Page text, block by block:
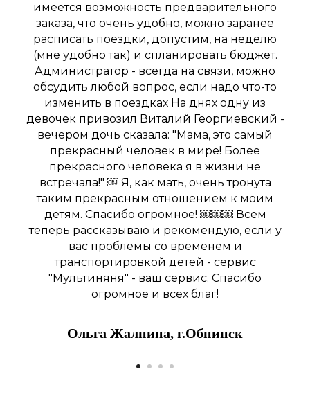
имеется возможность предварительного
заказа, что очень удобно, можно заранее
расписать поездки, допустим, на неделю
(мне удобно так) и спланировать бюджет.
Администратор - всегда на связи, можно
обсудить любой вопрос, если надо что-то
изменить в поездках На днях одну из
девочек привозил Виталий Георгиевский -
вечером дочь сказала: "Мама, это самый
прекрасный человек в мире! Более
прекрасного человека я в жизни не
встречала!" ￼ Я, как мать, очень тронута
таким прекрасным отношением к моим
детям. Спасибо огромное! ￼￼￼ Всем
теперь рассказываю и рекомендую, если у
вас проблемы со временем и
транспортировкой детей - сервис
"Мультиняня" - ваш сервис. Спасибо
огромное и всех благ!
Ольга Жалнина, г.Обнинск